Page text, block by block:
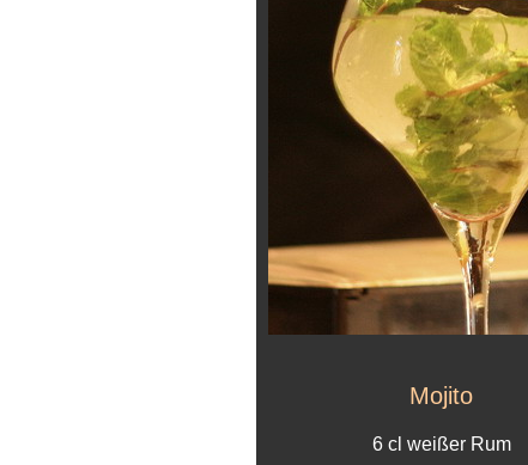
Mojito
6 cl weißer Rum